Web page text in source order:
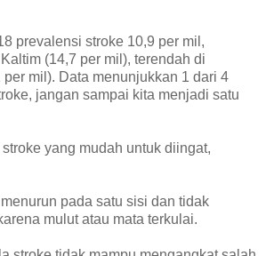
prevalensi stroke 10,9 per mil,
(14,7 per mil), terendah di
mil). Data menunjukkan 1 dari 4
jangan sampai kita menjadi satu
yang mudah untuk diingat,
pada satu sisi dan tidak
mulut atau mata terkulai.